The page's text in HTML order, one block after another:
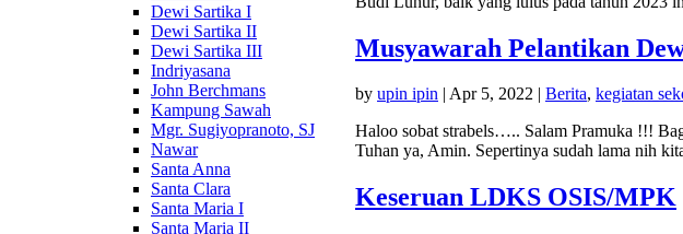
Dewi Sartika I
Dewi Sartika II
Dewi Sartika III
Indriyasana
John Berchmans
Kampung Sawah
Mgr. Sugiyopranoto, SJ
Nawar
Santa Anna
Santa Clara
Santa Maria I
Santa Maria II
Musyawarah Pelantikan
by upin ipin | Apr 5, 2022 | Berita, kegiatan
Haloo sobat strabels….. Salam Pramuka !!!
Tuhan ya, Amin. Sepertinya sudah lama nih
Keseruan LDKS OSIS/MPK